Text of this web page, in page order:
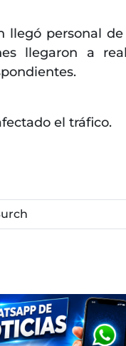
llegó personal
llegaron a
el tráfico.